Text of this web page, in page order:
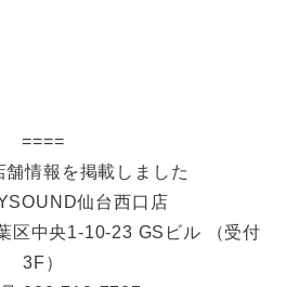
====
舗情報を掲載しました
仙台西口店
区中央1-10-23 GSビル （受付
3F）